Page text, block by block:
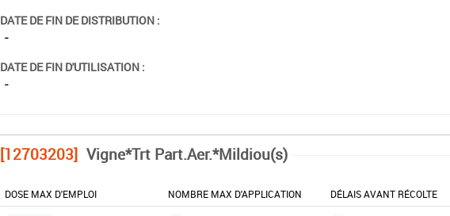
DATE DE FIN DE DISTRIBUTION :
-
DATE DE FIN D'UTILISATION :
-
[12703203] Vigne*Trt Part.Aer.*Mildiou(s)
DOSE MAX D'EMPLOI NOMBRE MAX D'APPLICATION DÉLAIS AVANT RÉCOLTE